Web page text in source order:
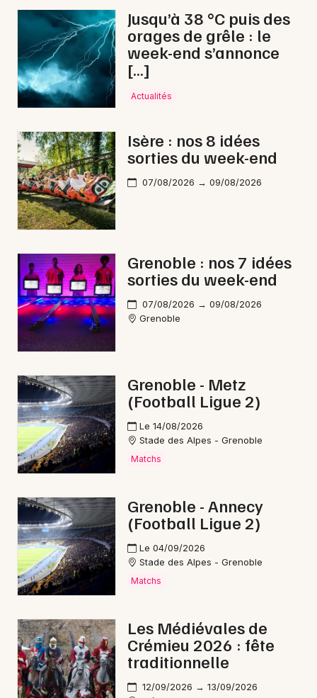
Choisir mes départements
Mon email
Jusqu’à 38 °C puis des
orages de grêle : le
week-end s’annonce
[…]
Actualités
Isère : nos 8 idées
sorties du week-end
07/08/2026 → 09/08/2026
Grenoble : nos 7 idées
sorties du week-end
07/08/2026 → 09/08/2026
Grenoble
Grenoble - Metz
(Football Ligue 2)
Le 14/08/2026
Stade des Alpes - Grenoble
Matchs
Grenoble - Annecy
(Football Ligue 2)
Le 04/09/2026
Stade des Alpes - Grenoble
Matchs
Les Médiévales de
Crémieu 2026 : fête
traditionnelle
12/09/2026 → 13/09/2026